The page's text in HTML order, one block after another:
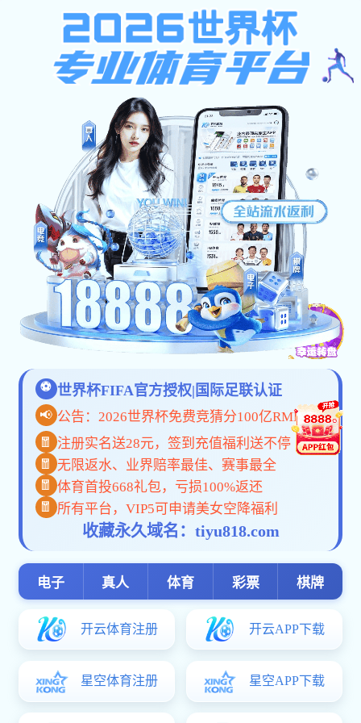
南宫28加拿大软件
南宫28加拿大软件:302 Found
none
南宫28加拿大软件-天成企业集团